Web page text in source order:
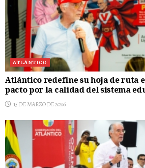
ATLÁNTICO
Atlántico redefine su hoja de ruta
pacto por la calidad del sistema
15 DE MARZO DE 2026